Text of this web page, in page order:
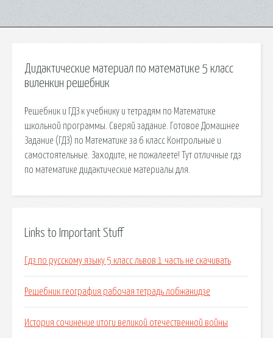
Дидактические материал по математике 5 класс
виленкин решебник
Решебник и ГДЗ к учебнику и тетрадям по Математике
школьной программы. Сверяй задание. Готовое Домашнее
Задание (ГДЗ) по Математике за 6 класс Контрольные и
самостоятельные. Заходите, не пожалеете! Тут отличные гдз
по математике дидактические материалы для.
Links to Important Stuff
Гдз по русскому языку 5 класс львов 1 часть не скачивать
Решебник география рабочая тетрадь лобжанидзе
История сочинение итоги великой отечественной войны